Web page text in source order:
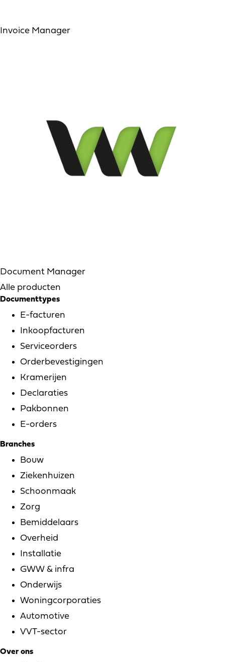
Invoice Manager
Document Manager
Alle producten
Documenttypes
E-facturen
Inkoopfacturen
Serviceorders
Orderbevestigingen
Kramerijen
Declaraties
Pakbonnen
E-orders
Branches
Bouw
Ziekenhuizen
Schoonmaak
Zorg
Bemiddelaars
Overheid
Installatie
GWW & infra
Onderwijs
Woningcorporaties
Automotive
VVT-sector
Over ons